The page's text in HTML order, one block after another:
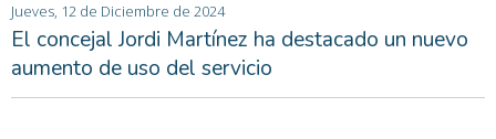
Jueves, 12 de Diciembre de 2024
El concejal Jordi Martínez ha destacado un nuevo
aumento de uso del servicio